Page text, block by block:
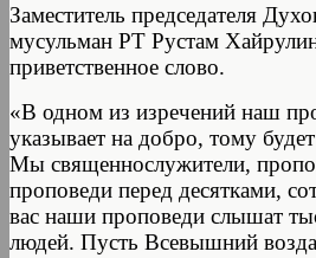
Заместитель председателя
мусульман РТ Рустам Хайрулин
приветственное слово.
«В одном из изречений наш
указывает на добро, тому
Мы священнослужители,
проповеди перед десятками,
вас наши проповеди слышат
людей. Пусть Всевышний